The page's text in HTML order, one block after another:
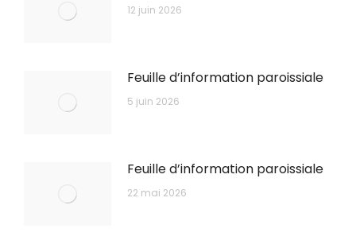
12 juin 2026
Feuille d’information paroissiale
5 juin 2026
Feuille d’information paroissiale
22 mai 2026